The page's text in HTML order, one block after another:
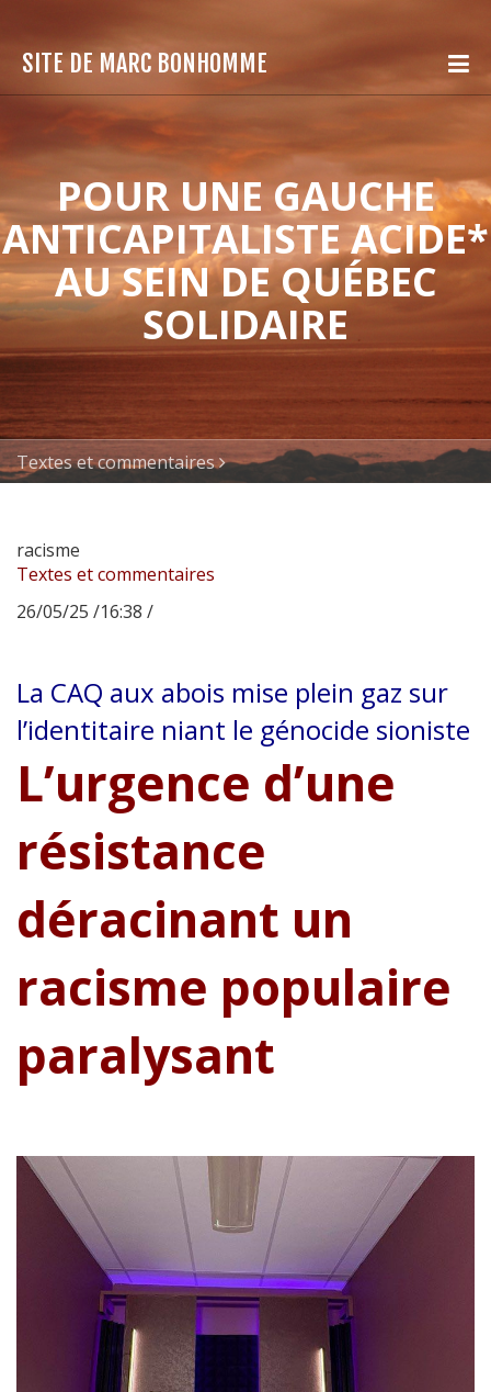
SITE DE MARC BONHOMME
POUR UNE GAUCHE
ANTICAPITALISTE ACIDE*
AU SEIN DE QUÉBEC
SOLIDAIRE
Textes et commentaires
racisme
Textes et commentaires
26/05/25 /16:38 /
La CAQ aux abois mise plein gaz sur
l’identitaire niant le génocide sioniste
L’urgence d’une
résistance
déracinant un
racisme populaire
paralysant